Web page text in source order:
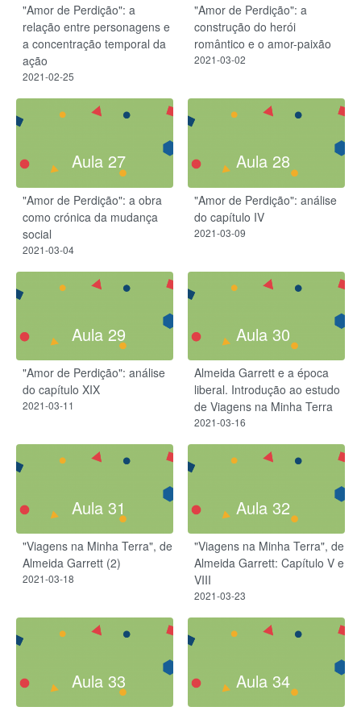
"Amor de Perdição": a
relação entre personagens e
a concentração temporal da
ação
2021-02-25
"Amor de Perdição": a
construção do herói
romântico e o amor-paixão
2021-03-02
Aula 27
"Amor de Perdição": a obra
como crónica da mudança
social
2021-03-04
Aula 28
"Amor de Perdição": análise
do capítulo IV
2021-03-09
Aula 29
"Amor de Perdição": análise
do capítulo XIX
2021-03-11
Aula 30
Almeida Garrett e a época
liberal. Introdução ao estudo
de Viagens na Minha Terra
2021-03-16
Aula 31
"Viagens na Minha Terra", de
Almeida Garrett (2)
2021-03-18
Aula 32
"Viagens na Minha Terra", de
Almeida Garrett: Capítulo V e
VIII
2021-03-23
Aula 33 Aula 34